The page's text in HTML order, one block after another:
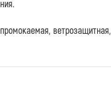
ветрозащитная,